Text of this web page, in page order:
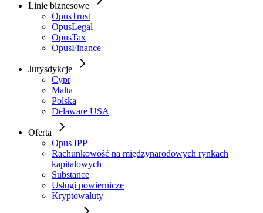
Linie biznesowe
OpusTrust
OpusLegal
OpusTax
OpusFinance
Jurysdykcje
Cypr
Malta
Polska
Delaware USA
Oferta
Opus IPP
Rachunkowość na międzynarodowych rynkach
kapitałowych
Substance
Usługi powiernicze
Kryptowaluty